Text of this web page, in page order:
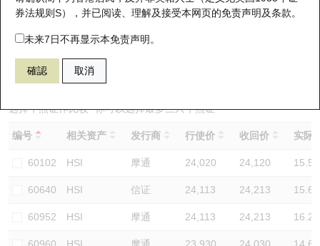
券法规则S），并已阅读、理解及接受本网页的免责声明及条款。
未来7日不再显示本免责声明。
確認 取消
67438 瑞银牛证 HSI 恒生指数
选择牛熊证作比较 *你可以选择最多三只牛熊证
编号 相关资产 发行商 行使价 收回价 实际
60102 HSI 摩通 24,020 24,120 15.5
60640 HSI 信证 24,113 24,213 15.6
60952 HSI 摩通 24,113 24,213 16.2
即将到期认股证
认股证到期结算价查找
认股证分析仪
认股证速算机
认股证/牛熊证日志
牛熊证街货分布图
正股牛熊证列表
新发行瑞银牛熊证
已收回牛熊证剩余价值
牛熊证到期结算价查找
十天股证占大市成交
资金流
街货统计
三十大平均引伸波幅
恒指成份股
国指成份股
科指成份股
相关资产沽空
中资ETFs溢价比较
讲座及教育短片
认股证投资者教育
牛熊证投资者教育
认股证牛熊证常问问题